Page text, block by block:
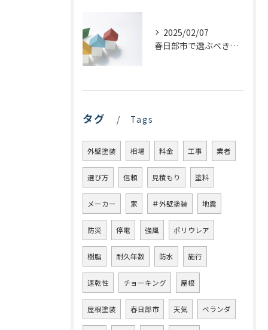
2025/02/07
春日部市で選ぶべき屋根塗装の種類とは？プロが教える最適な選び方
タグ Tags
外壁塗装 相場 料金 工事 業者
選び方 信頼 見積もり 塗料
メーカー 家 ＃外壁塗装 地震
防災 停電 強風 ポリウレア
樹脂 耐久年数 防水 施行
速乾性 チョーキング 屋根
屋根塗装 春日部市 天気 ベランダ